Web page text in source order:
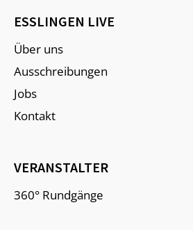
ESSLINGEN LIVE
Über uns
Ausschreibungen
Jobs
Kontakt
VERANSTALTER
360° Rundgänge